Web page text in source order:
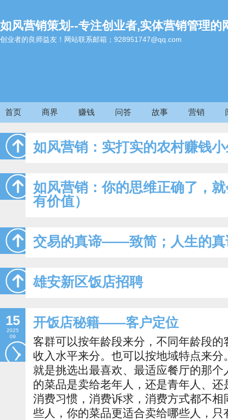
如风营销策划--专注创业者,实体营销管理的
创业者的良师益友！网站联系邮箱；928951747@qq.com
首页 商界 赚钱 问答 故事 营销
如风营销：实打实的农村赚钱
如风营销：你的思维正确了，
有价值）
交易的真谛——致简；人生的
雄安新区饭店招聘
15
2025
09
开饭店秘籍——客户定位
客群可以按年龄段来分，不同年龄段
收入水平来分。也可以按地域特点来
就是挑选出最喜欢、最适应餐厅的那
的菜品是卖给老年人，还是青年人、
消费习惯，消费诉求，消费方式都不
些人，你的菜品更适合卖给哪些人，